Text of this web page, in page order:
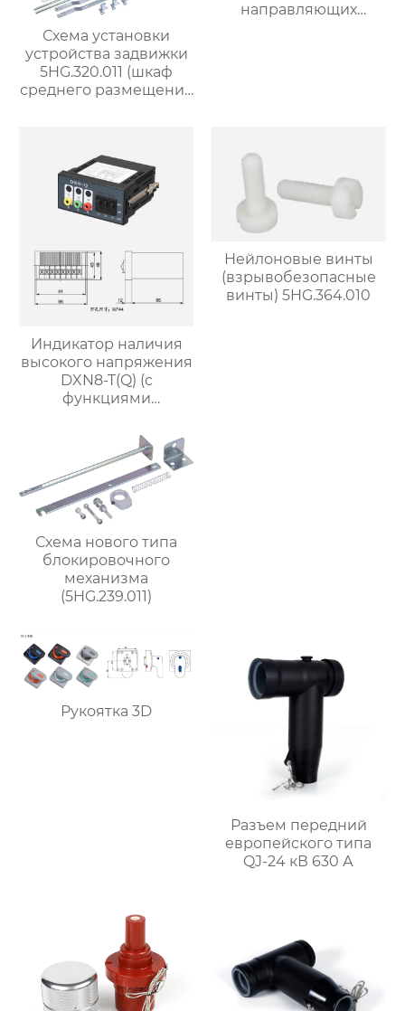
Схема установки
устройства задвижки
5HG.320.011 (шкаф
среднего размещения
направляющих
Индикатор наличия
высокого напряжения
DXN8-T(Q) (с
функциями
проверки наличия
напряжения)
Нейлоновые винты
(взрывобезопасные
винты) 5HG.364.010
Схема нового типа
блокировочного
механизма
(5HG.239.011)
Рукоятка 3D
Разъем передний
европейского типа
QJ-24 кВ 630 А